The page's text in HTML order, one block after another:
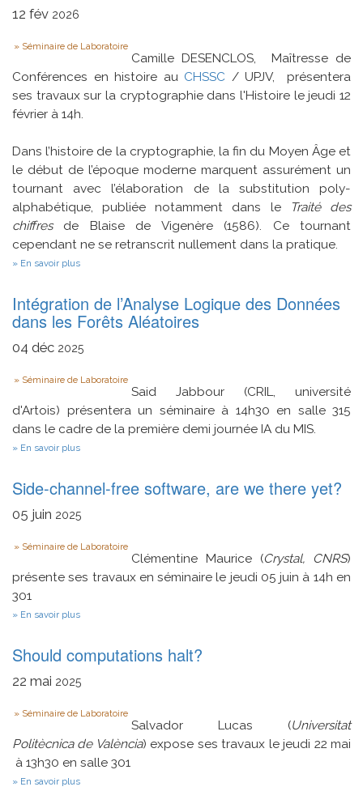
12 fév 2026
Type
Séminaire de Laboratoire
Camille DESENCLOS, Maîtresse de
Conférences en histoire au CHSSC / UPJV, présentera
ses travaux sur la cryptographie dans l'Histoire le jeudi 12
février à 14h.
Dans l’histoire de la cryptographie, la fin du Moyen Âge et
le début de l’époque moderne marquent assurément un
tournant avec l’élaboration de la substitution poly-
alphabétique, publiée notamment dans le
Traité des
chiffresde Blaise de Vigenère (1586). Ce tournant
cependant ne se retranscrit nullement dans la pratique.
En savoir plus
pas
si
simple
pratiques
systèmes
en
France
siècles
Intégration de l’Analyse Logique des Données
dans les Forêts Aléatoires
04 déc 2025
Type
Séminaire de Laboratoire
Said Jabbour (CRIL, université
d'Artois) présentera un séminaire à 14h30 en salle 315
dans le cadre de la première demi journée IA du MIS.
En savoir plus
l’Analyse
Logique
des
Données
les
Aléatoires
Side-channel-free software, are we there yet?
05 juin 2025
Type
Séminaire de Laboratoire
Clémentine Maurice (Crystal, CNRS)
présente ses travaux en séminaire le jeudi 05 juin à 14h en
301
En savoir plus
free
software,
are
we
yet?
Should computations halt?
22 mai 2025
Type
Séminaire de Laboratoire
Salvador Lucas (Universitat
Politècnica de València) expose ses travaux le jeudi 22 mai
à 13h30 en salle 301
En savoir plus